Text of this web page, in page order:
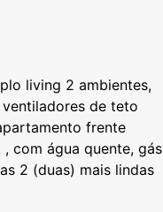
living 2 ambientes,
de teto
frente
com água quente, gás
2 (duas) mais lindas